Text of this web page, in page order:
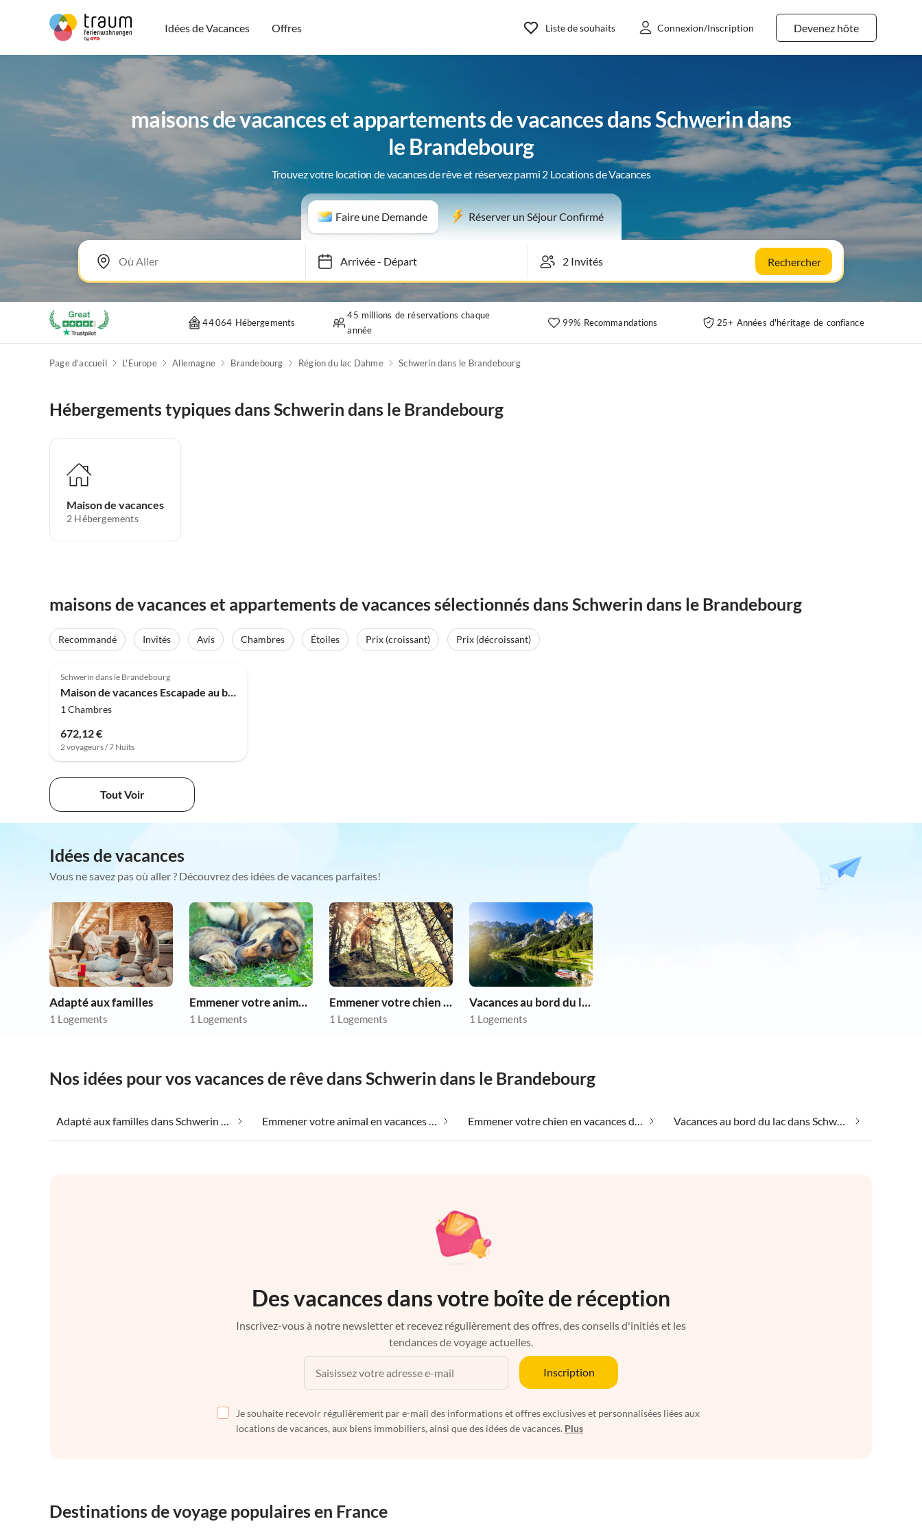
Idées de Vacances Offres Devenez hôte
Liste de souhaits Connexion/Inscription
maisons de vacances et appartements de vacances dans Schwerin dans
le Brandebourg
Trouvez votre location de vacances de rêve et réservez parmi 2 Locations de Vacances
Faire une Demande Réserver un Séjour Confirmé
Arrivée-Départ Rechercher
44 064 Hébergements
45 millions de réservations chaque
année
99% Recommandations 25+ Années d'héritage de confiance
Page d'accueil L'Europe Allemagne Brandebourg Région du lac Dahme Schwerin dans le Brandebourg
Hébergements typiques dans Schwerin dans le Brandebourg
Maison de vacances
2 Hébergements
maisons de vacances et appartements de vacances sélectionnés dans Schwerin dans le Brandebourg
Recommandé Invités Avis Chambres Étoiles Prix (croissant) Prix (décroissant)
Schwerin dans le Brandebourg
Maison de vacances Escapade au bord du lac de Teupitz
1 Chambres
672,12 €
2 voyageurs / 7 Nuits
Tout Voir
Idées de vacances
Vous ne savez pas où aller ? Découvrez des idées de vacances parfaites!
Adapté aux familles
1 Logements
Emmener votre animal en vacances
1 Logements
Emmener votre chien en vacances
1 Logements
Vacances au bord du lac
1 Logements
Nos idées pour vos vacances de rêve dans Schwerin dans le Brandebourg
Adapté aux familles dans Schwerin dans le Brandebourg Emmener votre animal en vacances dans Schwerin dans le Brandebourg Emmener votre chien en vacances dans Schwerin dans le Brandebourg Vacances au bord du lac dans Schwerin dans le Brandebourg
Des vacances dans votre boîte de réception
Inscrivez-vous à notre newsletter et recevez régulièrement des offres, des conseils d'initiés et les
tendances de voyage actuelles.
Inscription
Je souhaite recevoir régulièrement par e-mail des informations et offres exclusives et personnalisées liées aux
locations de vacances, aux biens immobiliers, ainsi que des idées de vacances. Plus
Destinations de voyage populaires en France